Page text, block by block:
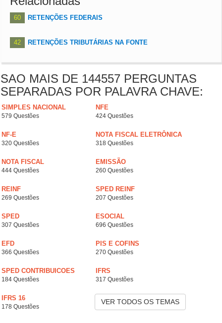
60 RETENÇÕES FEDERAIS
42 RETENÇÕES TRIBUTÁRIAS NA FONTE
SAO MAIS DE 144557 PERGUNTAS
SEPARADAS POR PALAVRA CHAVE:
SIMPLES NACIONAL
579 Questões
NFE
424 Questões
NF-E
320 Questões
NOTA FISCAL ELETRÔNICA
318 Questões
NOTA FISCAL
444 Questões
EMISSÃO
260 Questões
REINF
269 Questões
SPED REINF
207 Questões
SPED
307 Questões
ESOCIAL
696 Questões
EFD
366 Questões
PIS E COFINS
270 Questões
SPED CONTRIBUICOES
184 Questões
IFRS
317 Questões
IFRS 16
178 Questões
VER TODOS OS TEMAS